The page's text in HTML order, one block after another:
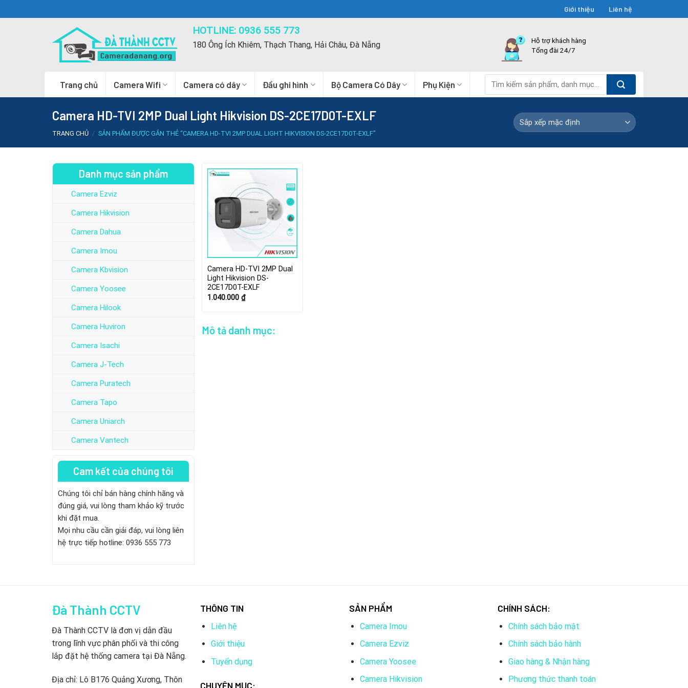
to
Giới thiệu Liên hệ
HOTLINE: 0936 555 773
180 Ông Ích Khiêm, Thạch Thang, Hải Châu, Đà Nẵng
Hỗ trợ khách hàng
Tổng đài 24/7
Trang chủ Camera Wifi Camera có dây Đầu ghi hình Bộ Camera Có Dây Phụ Kiện
kiếm:
Camera HD-TVI 2MP Dual Light Hikvision DS-2CE17D0T-EXLF
TRANG CHỦ / SẢN PHẨM ĐƯỢC GẮN THẺ “CAMERA HD-TVI 2MP DUAL LIGHT HIKVISION DS-2CE17D0T-EXLF”
Danh mục sản phẩm
Camera Ezviz
Camera Hikvision
Camera Dahua
Camera Imou
Camera Kbvision
Camera Yoosee
Camera Hilook
Camera Huviron
Camera Isachi
Camera J-Tech
Camera Puratech
Camera Tapo
Camera Uniarch
Camera Vantech
Cam kết của chúng tôi
Chúng tôi chỉ bán hàng chính hãng và
đúng giá, vui lòng tham khảo kỹ trước
khi đặt mua.
Mọi nhu cầu cần giải đáp, vui lòng liên
hệ trực tiếp hotline: 0936 555 773
Camera HD-TVI 2MP Dual
Light Hikvision DS-
2CE17D0T-EXLF
1.040.000₫
Mô tả danh mục:
Đà Thành CCTV
Đà Thành CCTV là đơn vị dẫn đầu
trong lĩnh vực phân phối và thi công
lắp đặt hệ thống camera tại Đà Nẵng.
Địa chỉ: Lô B176 Quảng Xương, Thôn
THÔNG TIN
Liên hệ
Giới thiệu
Tuyển dụng
CHUYÊN MỤC:
SẢN PHẨM
Camera Imou
Camera Ezviz
Camera Yoosee
Camera Hikvision
CHÍNH SÁCH:
Chính sách bảo mật
Chính sách bảo hành
Giao hàng & Nhận hàng
Phương thức thanh toán